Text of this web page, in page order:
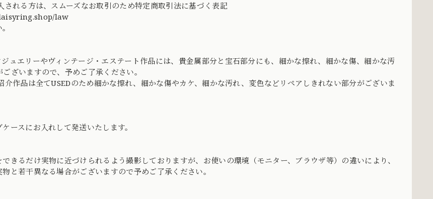
される方は、スムーズなお取引のため特定商取引法に基づく表記
law
ュエリーやヴィンテージ・エステート作品には、貴金属部分と宝石部分にも、細かな擦れ、細かな傷、細かな汚
ざいますので、予めご了承ください。
介作品は全てUSEDのため細かな擦れ、細かな傷やカケ、細かな汚れ、変色などリペアしきれない部分がございま
ースにお入れして発送いたします。
きるだけ実物に近づけられるよう撮影しておりますが、お使いの環境（モニター、ブラウザ等）の違いにより、
と若干異なる場合がございますので予めご了承ください。